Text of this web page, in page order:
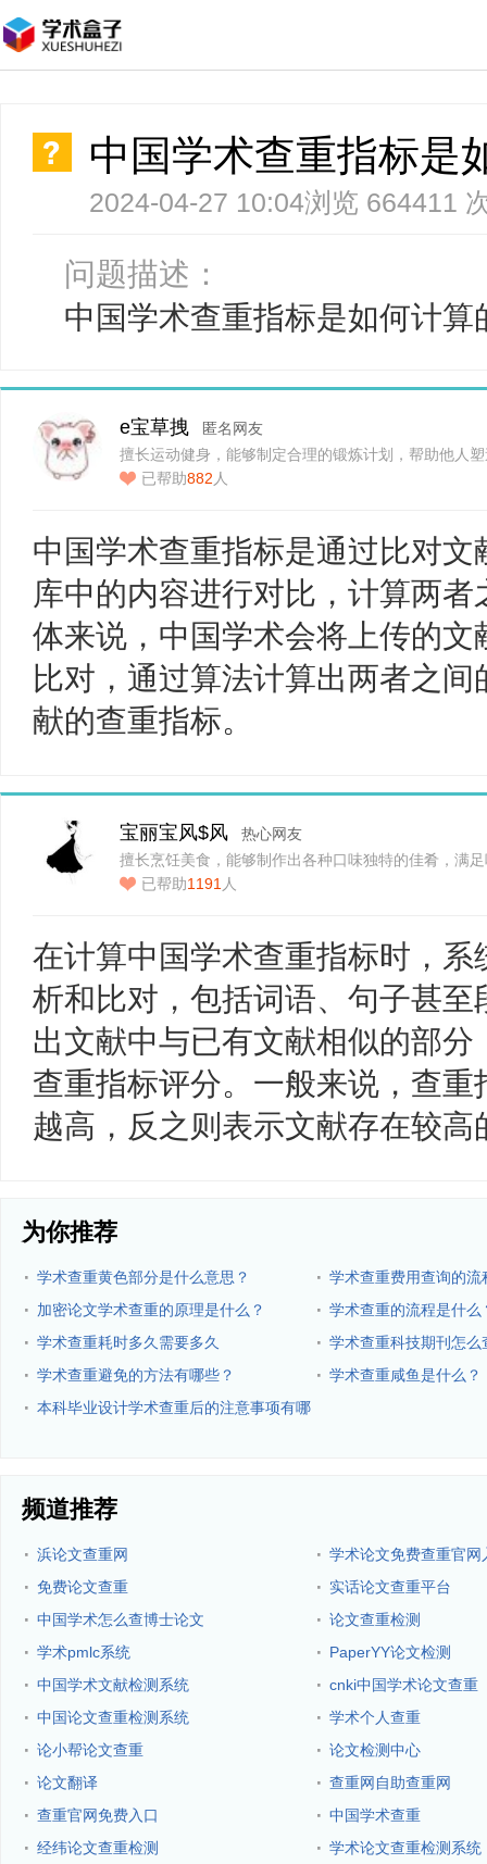
中国学术查重指标是
2024-04-27 10:04浏览 664411
问题描述：
中国学术查重指标是如何计算
e宝草拽
匿名网友
擅长运动健身，能够制定合理的锻炼计划，帮助他人
已帮助882 人
中国学术查重指标是通过比对
库中的内容进行对比，计算两
体来说，中国学术会将上传的
比对，通过算法计算出两者之
献的查重指标。
宝丽宝风$风
热心网友
擅长烹饪美食，能够制作出各种口味独特的佳肴，满
已帮助1191 人
在计算中国学术查重指标时，
析和比对，包括词语、句子甚
出文献中与已有文献相似的部
查重指标评分。一般来说，查
越高，反之则表示文献存在较高
为你推荐
· 学术查重黄色部分是什么意思？ · 学术查重费用查询的流
· 加密论文学术查重的原理是什么？ · 学术查重的流程是什么
· 学术查重耗时多久需要多久 · 学术查重科技期刊怎么
· 学术查重避免的方法有哪些？ · 学术查重咸鱼是什么？
· 本科毕业设计学术查重后的注意事项有哪
频道推荐
· 浜论文查重网 · 学术论文免费查重官网
· 免费论文查重 · 实话论文查重平台
· 中国学术怎么查博士论文 · 论文查重检测
· 学术pmlc系统 · PaperYY论文检测
· 中国学术文献检测系统 · cnki中国学术论文查重
· 中国论文查重检测系统 · 学术个人查重
· 论小帮论文查重 · 论文检测中心
· 论文翻译 · 查重网自助查重网
· 查重官网免费入口 · 中国学术查重
· 经纬论文查重检测 · 学术论文查重检测系统